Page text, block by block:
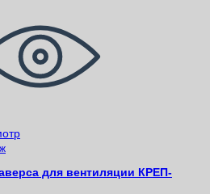
для вентиляции КРЕП-